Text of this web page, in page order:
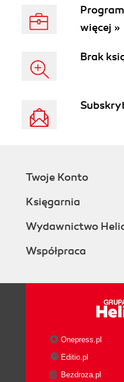
więcej »
Brak
Twoje Konto
Księgarnia
Wydawnictwo
Współpraca
Onepress.pl
Editio.pl
Bezdroza.pl